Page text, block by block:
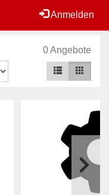
Anmelden
0 Angebote